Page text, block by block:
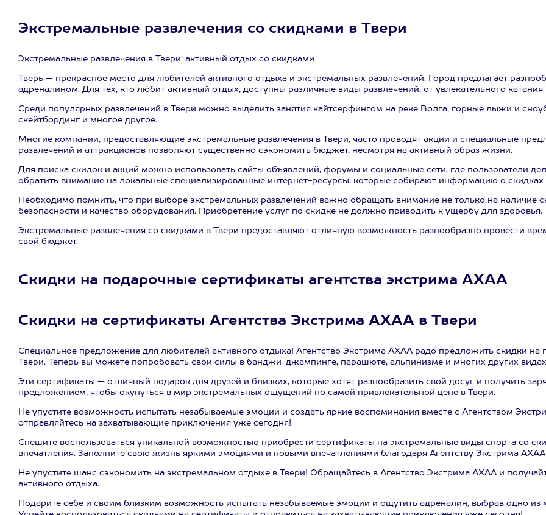
Экстремальные развлечения со скидками в Твери
Экстремальные развлечения в Твери: активный отдых со скидками
Тверь — прекрасное место для любителей активного отдыха и экстремальных развлечений. Город предлагает
адреналином. Для тех, кто любит активный отдых, доступны различные виды развлечений, от увлекательного
Среди популярных развлечений в Твери можно выделить занятия кайтсерфингом на реке Волга, горные лыжи и
скейтбординг и многое другое.
Многие компании, предоставляющие экстремальные развлечения в Твери, часто проводят акции и специальные
развлечений и аттракционов позволяют существенно сэкономить бюджет, несмотря на активный образ жизни.
Для поиска скидок и акций можно использовать сайты объявлений, форумы и социальные сети, где пользователи
обратить внимание на локальные специализированные интернет-ресурсы, которые собирают информацию о
Необходимо помнить, что при выборе экстремальных развлечений важно обращать внимание не только на наличие
безопасности и качество оборудования. Приобретение услуг по скидке не должно приводить к ущербу для здоровья.
Экстремальные развлечения со скидками в Твери предоставляют отличную возможность разнообразно провести
свой бюджет.
Скидки на подарочные сертификаты агентства экстрима АХАА
Скидки на сертификаты Агентства Экстрима АХАА в Твери
Специальное предложение для любителей активного отдыха! Агентство Экстрима АХАА радо предложить скидки на
Твери. Теперь вы можете попробовать свои силы в банджи-джампинге, парашюте, альпинизме и многих других
Эти сертификаты — отличный подарок для друзей и близких, которые хотят разнообразить свой досуг и получить
предложением, чтобы окунуться в мир экстремальных ощущений по самой привлекательной цене в Твери.
Не упустите возможность испытать незабываемые эмоции и создать яркие воспоминания вместе с Агентством
отправляйтесь на захватывающие приключения уже сегодня!
Спешите воспользоваться уникальной возможностью приобрести сертификаты на экстремальные виды спорта со
впечатления. Заполните свою жизнь яркими эмоциями и новыми впечатлениями благодаря Агентству Экстрима
Не упустите шанс сэкономить на экстремальном отдыхе в Твери! Обращайтесь в Агентство Экстрима АХАА и
активного отдыха.
Подарите себе и своим близким возможность испытать незабываемые эмоции и ощутить адреналин, выбрав одно